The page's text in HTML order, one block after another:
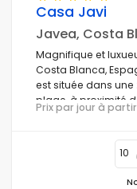
Casa Javi
Javea, Costa
Magnifique et
Costa Blanca,
est située dans
plage, à proximité
supermarchés, à
Prix par jour à
10